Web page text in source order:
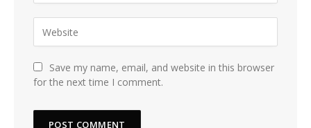
Save my name, email, and website in this browser
for the next time I comment.